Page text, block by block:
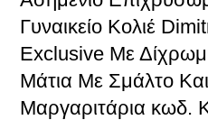
Γυναικείο Κολιέ
Exclusive Με
Μάτια Με Σμάλτο Και
Μαργαριτάρια κωδ.